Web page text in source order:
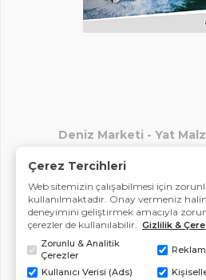
Deniz Marketi - Yat
Çerez Tercihleri
Web sitemizin çalışabilmesi için
kullanılmaktadır. Onay vermeniz
deneyimini geliştirmek amacıyla
çerezler de kullanılabilir. Gizlilik &
Zorunlu & Analitik
Çerezler
Kullanıcı Verisi (Ads)